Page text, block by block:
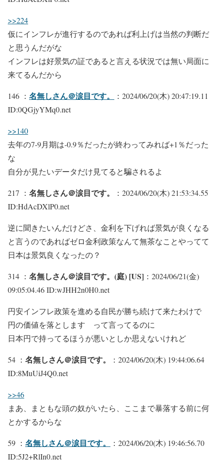
>>224
仮にインフレが進行するのであれば利上げは当然の判断だ
と思うんだがな
インフレは好景気の証であると言える状況では無い局面に
来てるんだから
146 ： 名無しさん＠涙目です。
：2024/06/20(木) 20:47:19.11
ID:0QGjyYMq0.net
>>140
去年の7-9月期は-0.9％だったが終わってみれば+1％だった
な
自分が見たいデータだけ見てると騙されるよ
217 ： 名無しさん＠涙目です。
：2024/06/20(木) 21:53:34.55
ID:HdAcDXlP0.net
逆に聞きたいんだけどさ、金利を下げれば景気が良くなる
と言うのであればゼロ金利政策なんて無茶なことやってて
日本は景気良くなったの？
314 ： 名無しさん＠涙目です。(庭) [US] ：2024/06/21(金)
09:05:04.46 ID:wJHH2n0H0.net
円安インフレ政策を進める自民が勝ち続けて来たわけで
円の価値を落とします って言ってるのに
日本円で持ってるほうが悪いとしか思えないけれど
54 ： 名無しさん＠涙目です。
：2024/06/20(木) 19:44:06.64
ID:8MuUiJ4Q0.net
>>46
まあ、まともな頭の奴がいたら、ここまで暴落する前に何
とかするからな
59 ： 名無しさん＠涙目です。
：2024/06/20(木) 19:46:56.70
ID:5J2+RlIn0.net